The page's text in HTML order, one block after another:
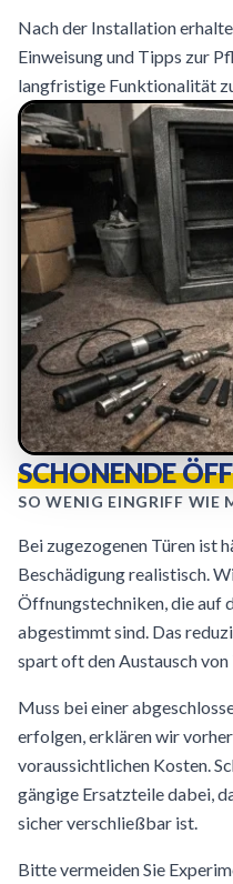
Nach der Installation
Einweisung und Tipps zur
langfristige Funktionalität
SCHONENDE
SO WENIG EINGRIFF WIE
Bei zugezogenen Türen ist
Beschädigung realistisch.
Öffnungstechniken, die auf
abgestimmt sind. Das
spart oft den Austausch von
Muss bei einer
erfolgen, erklären wir
voraussichtlichen Kosten.
gängige Ersatzteile dabei,
sicher verschließbar ist.
Bitte vermeiden Sie